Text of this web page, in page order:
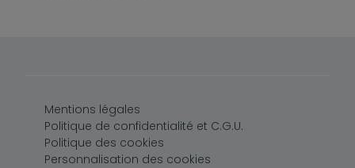
Pied de page
Mentions légales
Politique de confidentialité et C.G.U.
Politique des cookies
Personnalisation des cookies